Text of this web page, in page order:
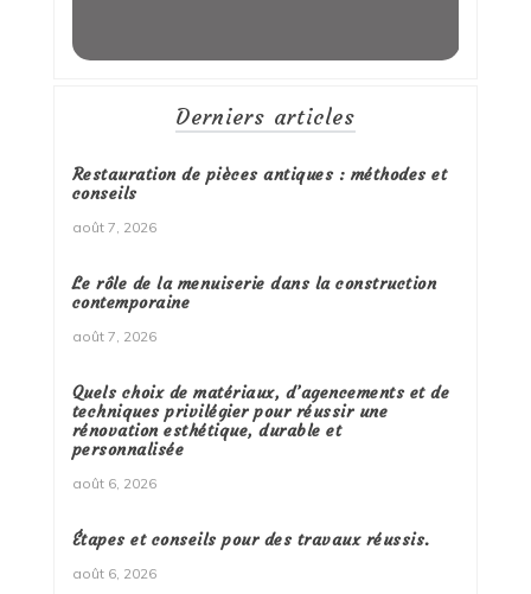
Derniers articles
Restauration de pièces antiques : méthodes et
conseils
août 7, 2026
Le rôle de la menuiserie dans la construction
contemporaine
août 7, 2026
Quels choix de matériaux, d’agencements et de
techniques privilégier pour réussir une
rénovation esthétique, durable et
personnalisée
août 6, 2026
Étapes et conseils pour des travaux réussis.
août 6, 2026